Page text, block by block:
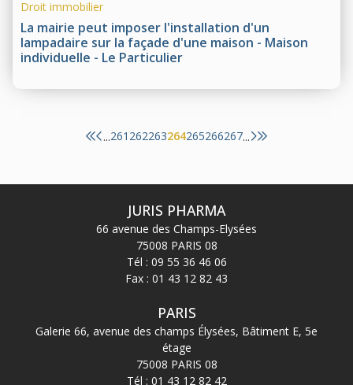
La mairie peut imposer l'installation d'un
lampadaire sur la façade d'une maison - Maison
individuelle - Le Particulier
Droit immobilier
...261 262263264265266267...
JURIS PHARMA
66 avenue des Champs-Elysées
75008 PARIS 08
Tél : 09 55 36 46 06
Fax : 01 43 12 82 43
PARIS
Galerie 66, avenue des champs Élysées, Bâtiment E, 5e
étage
75008 PARIS 08
Tél : 01 43 12 82 42